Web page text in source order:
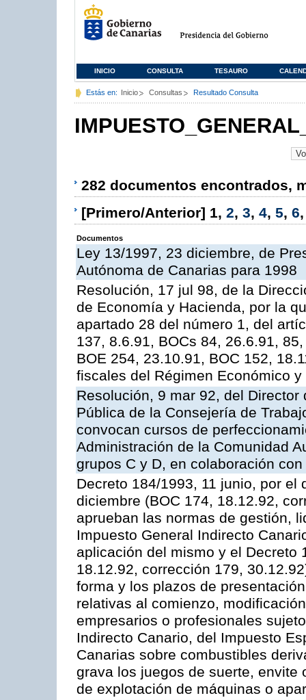
INICIO CONSULTA TESAURO
Estás en: Inicio Consultas Resultado Consulta
282 documentos encontrados,
[Primero/Anterior] 1, 2, 3, 4, 5, 6
Documentos
Ley 13/1997, 23 diciembre, de
Autónoma de Canarias para 1998
Resolución, 17 jul 98, de la
de Economía y Hacienda, por la
apartado 28 del número 1, del
137, 8.6.91, BOCs 84, 26.6.91,
BOE 254, 23.10.91, BOC 152,
fiscales del Régimen Económico
Resolución, 9 mar 92, del
Pública de la Consejería de
convocan cursos de
Administración de la Comunidad
grupos C y D, en colaboración
Decreto 184/1993, 11 junio, por
diciembre (BOC 174, 18.12.92,
aprueban las normas de gestión,
Impuesto General Indirecto
aplicación del mismo y el Decreto
18.12.92, corrección 179,
forma y los plazos de
relativas al comienzo,
empresarios o profesionales
Indirecto Canario, del Impuesto
Canarias sobre combustibles
grava los juegos de suerte, envite
de explotación de máquinas o